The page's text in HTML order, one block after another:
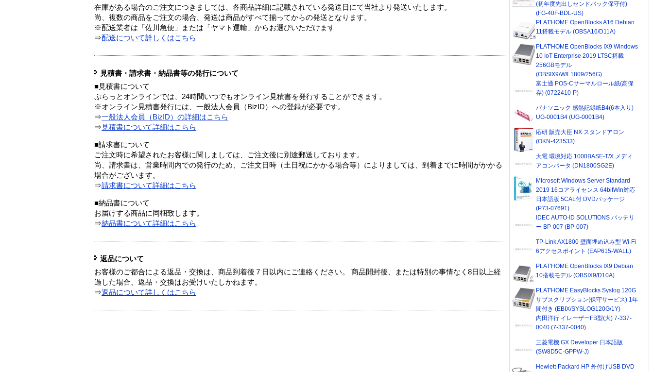
在庫がある場合のご注文につきましては、各商品詳細に記載されている発送日にて当社より発送いたします。
尚、複数の商品をご注文の場合、発送は商品がすべて揃ってからの発送となります。
※配送業者は「佐川急便」または「ヤマト運輸」からお選びいただけます
⇒配送について詳しくはこちら
見積書・請求書・納品書等の発行について
■見積書について
ぷらっとオンラインでは、24時間いつでもオンライン見積書を発行することができます。
※オンライン見積書発行には、一般法人会員（BizID）への登録が必要です。
⇒一般法人会員（BizID）の詳細はこちら
⇒ 見積書について詳細はこちら
■請求書について
ご注文時に希望されたお客様に関しましては、ご注文後に別途郵送しております。
尚、請求書は、営業時間内での発行のため、ご注文日時（土日祝にかかる場合等）によりましては、到着までに時間がかかる
場合がございます。
⇒請求書について詳細はこちら
■納品書について
お届けする商品に同梱致します。
⇒納品書について詳細はこちら
返品について
お客様のご都合による返品・交換は、商品到着後７日以内にご連絡ください。 商品開封後、または特別の事情なく8日以上経
過した場合、返品・交換はお受けいたしかねます。
⇒返品について詳しくはこちら
(初年度先出しセンドバック保守付)
(FG-40F-BDL-US)
PLAT'HOME OpenBlocks A16 Debian
11搭載モデル (OBSA16/D11A)
PLAT'HOME OpenBlocks IX9 Windows
10 IoT Enterprise 2019 LTSC搭載
256GBモデル
(OBSIX9/W/L1809/256G)
富士通 POS-Cサーマルロール紙(高保
存) (0722410-P)
パナソニック 感熱記録紙B4(6本入り)
UG-0001B4 (UG-0001B4)
応研 販売大臣 NX スタンドアロン
(OKN-423533)
大電 環境対応 1000BASE-T/X メディ
アコンバータ (DN1800SG2E)
Microsoft Windows Server Standard
2019 16コアライセンス 64bitWin対応
日本語版 5CAL付 DVDパッケージ
(P73-07691)
IDEC AUTO-ID SOLUTIONS バッテリ
ー BP-007 (BP-007)
TP-Link AX1800 壁面埋め込み型 Wi-Fi
6アクセスポイント (EAP615-WALL)
PLAT'HOME OpenBlocks IX9 Debian
10搭載モデル (OBSIX9/D10A)
PLAT'HOME EasyBlocks Syslog 120G
サブスクリプション(保守サービス) 1年
間付き (EBIX/SYSLOG120G/1Y)
内田洋行 イレーザーFB型(大) 7-337-
0040 (7-337-0040)
三菱電機 GX Developer 日本語版
(SW8D5C-GPPW-J)
Hewlett-Packard HP 外付けUSB DVD